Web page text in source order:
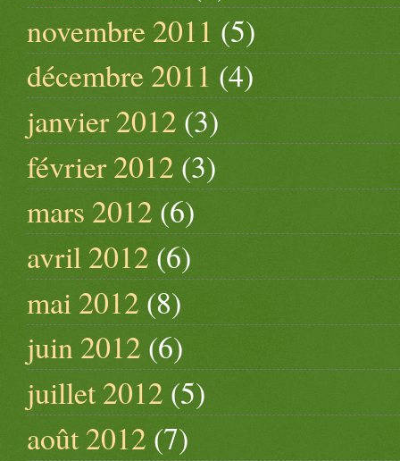
novembre 2011 (5)
décembre 2011 (4)
janvier 2012 (3)
février 2012 (3)
mars 2012 (6)
avril 2012 (6)
mai 2012 (8)
juin 2012 (6)
juillet 2012 (5)
août 2012 (7)